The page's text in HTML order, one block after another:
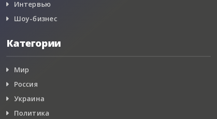
Интервью
Шоу-бизнес
Категории
Мир
Россия
Украина
Политика